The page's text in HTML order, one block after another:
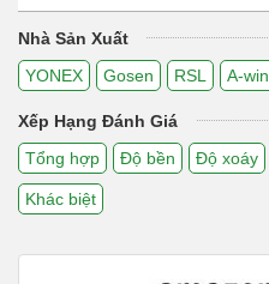
Nhà Sản Xuất
YONEX
Gosen RSL A-win
Xếp Hạng Đánh Giá
Tổng hợp
Độ bền Độ xoáy
Khác biệt